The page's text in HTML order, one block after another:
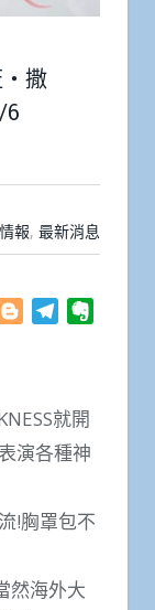
撒
6
報, 最新消息
Plurk BloggerTelegram
就開
演各種神
!胸罩包不
然海外大